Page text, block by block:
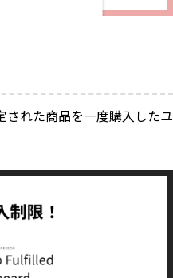
された商品を一度購入したユ